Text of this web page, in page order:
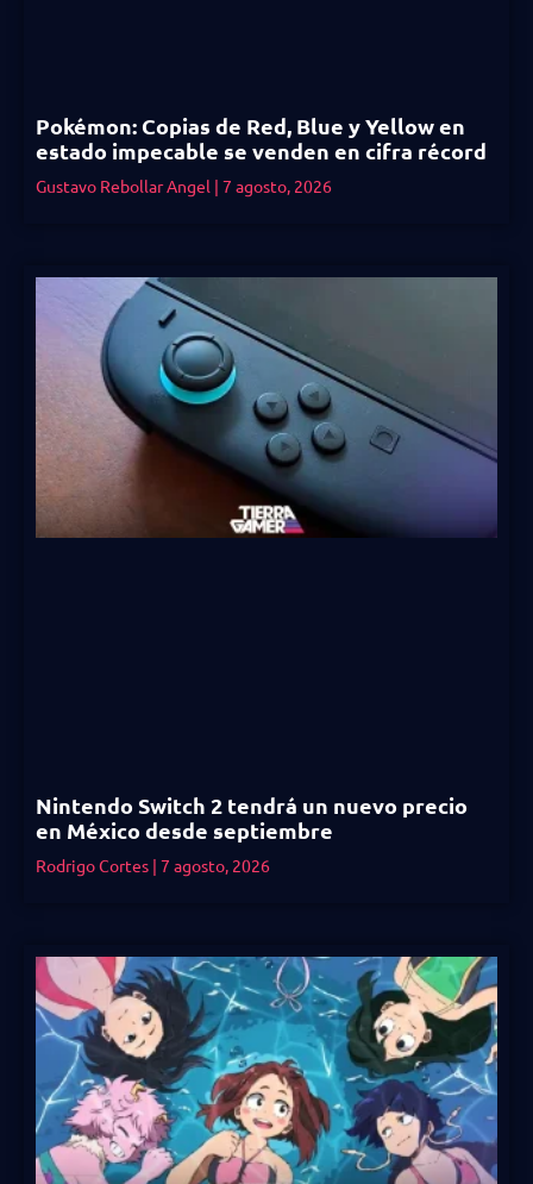
Pokémon: Copias de Red, Blue y Yellow en
estado impecable se venden en cifra récord
Gustavo Rebollar Angel 7 agosto, 2026
Nintendo Switch 2 tendrá un nuevo precio
en México desde septiembre
Rodrigo Cortes 7 agosto, 2026